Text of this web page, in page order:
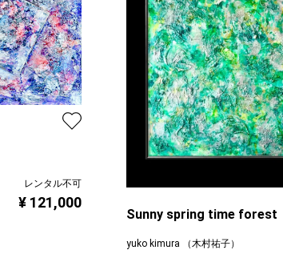
レンタル不可
¥ 121,000
Sunny spring time
yuko kimura （木村祐子）